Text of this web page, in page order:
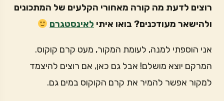
רוצים לדעת מה קורה מאחורי הקלעים של המתכונים
ולהישאר מעודכנים? בואו איתי לאינסטגרם
אני הוספתי למנה, לעומת המקור, מעט קרם קוקוס.
המרקם יוצא מושלם! אבל גם כאן, אם רוצים להיצמד
למקור אפשר להמיר את קרם הקוקוס במים גם.